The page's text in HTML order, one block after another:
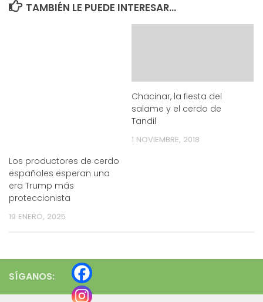
TAMBIÉN LE PUEDE INTERESAR...
Los productores de cerdo
españoles esperan una
era Trump más
proteccionista
19 ENERO, 2025
Chacinar, la fiesta del
salame y el cerdo de
Tandil
1 NOVIEMBRE, 2018
SÍGANOS: